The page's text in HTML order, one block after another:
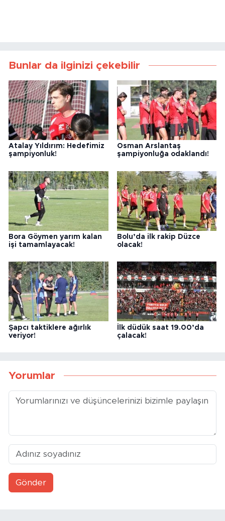
Bunlar da ilginizi çekebilir
Atalay Yıldırım: Hedefimiz
şampiyonluk!
Osman Arslantaş
şampiyonluğa odaklandı!
Bora Göymen yarım kalan
işi tamamlayacak!
Bolu’da ilk rakip Düzce
olacak!
Şapcı taktiklere ağırlık
veriyor!
İlk düdük saat 19.00’da
çalacak!
Yorumlar
Gönder